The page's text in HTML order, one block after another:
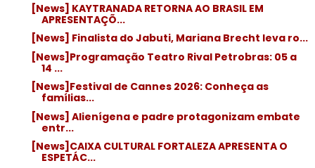
[News] KAYTRANADA RETORNA AO BRASIL EM
APRESENTAÇÕ...
[News] Finalista do Jabuti, Mariana Brecht leva ro...
[News]Programação Teatro Rival Petrobras: 05 a
14 ...
[News]Festival de Cannes 2026: Conheça as
famílias...
[News] Alienígena e padre protagonizam embate
entr...
[News]CAIXA CULTURAL FORTALEZA APRESENTA O
ESPETÁC...